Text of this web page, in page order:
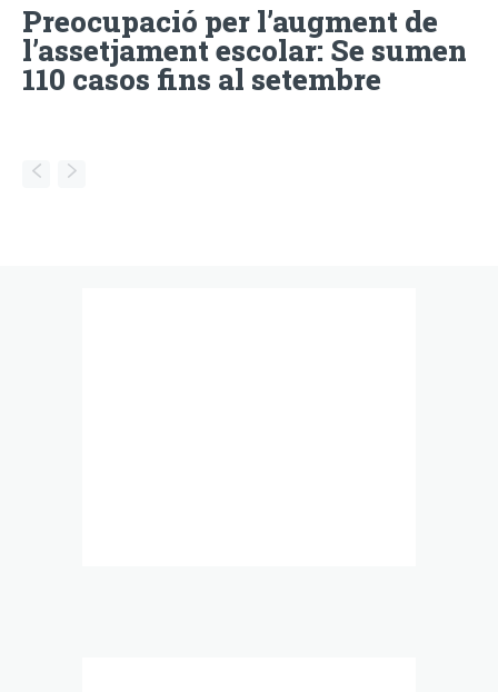
Preocupació per l’augment de
l’assetjament escolar: Se sumen
110 casos fins al setembre